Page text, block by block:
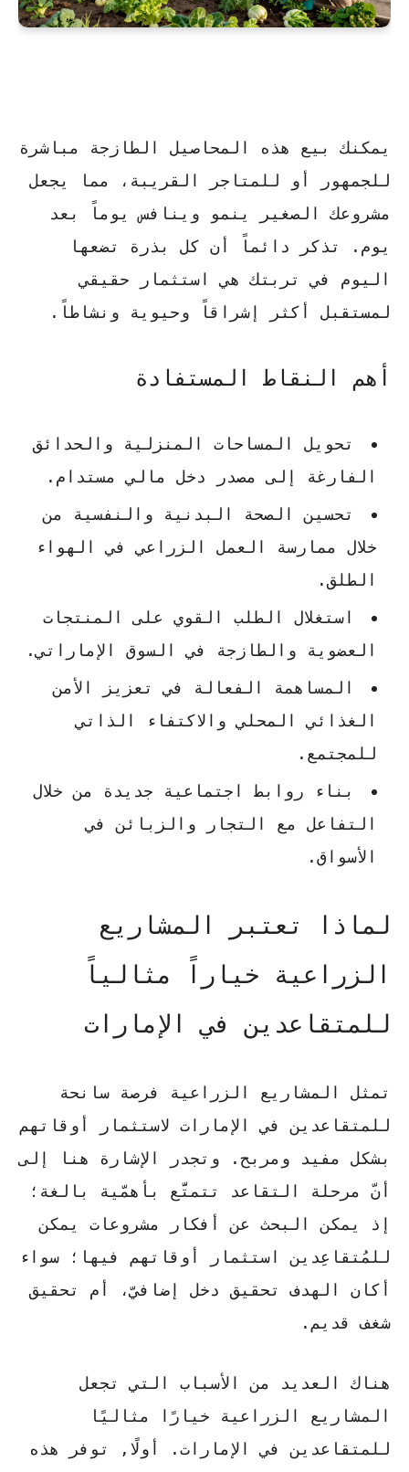
يمكنك بيع هذه المحاصيل الطازجة مباشرة
للجمهور أو للمتاجر القريبة، مما يجعل
مشروعك الصغير ينمو وينافس يوماً بعد
يوم. تذكر دائماً أن كل بذرة تضعها
اليوم في تربتك هي استثمار حقيقي
لمستقبل أكثر إشراقاً وحيوية ونشاطاً.
أهم النقاط المستفادة
تحويل المساحات المنزلية والحدائق
الفارغة إلى مصدر دخل مالي مستدام.
تحسين الصحة البدنية والنفسية من
خلال ممارسة العمل الزراعي في الهواء
الطلق.
استغلال الطلب القوي على المنتجات
العضوية والطازجة في السوق الإماراتي.
المساهمة الفعالة في تعزيز الأمن
الغذائي المحلي والاكتفاء الذاتي
للمجتمع.
بناء روابط اجتماعية جديدة من خلال
التفاعل مع التجار والزبائن في
الأسواق.
لماذا تعتبر المشاريع
الزراعية خياراً مثالياً
للمتقاعدين في الإمارات
تمثل المشاريع الزراعية فرصة سانحة
للمتقاعدين في الإمارات لاستثمار أوقاتهم
بشكل مفيد ومربح. وتجدر الإشارة هنا إلى
أنّ مرحلة التقاعد تتمتَّع بأهمّية بالغة؛
إذ يمكن البحث عن أفكار مشروعات يمكن
للمُتقاعِدين استثمار أوقاتهم فيها؛ سواء
أكان الهدف تحقيق دخل إضافيّ، أم تحقيق
شغف قديم.
هناك العديد من الأسباب التي تجعل
المشاريع الزراعية خيارًا مثاليًا
للمتقاعدين في الإمارات. أولًا, توفر هذه